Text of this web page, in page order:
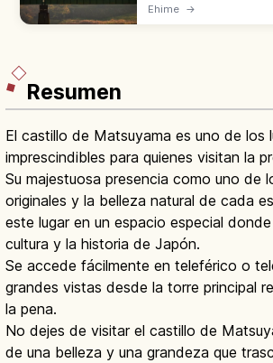
tenshu de madera
Ehime →
Resumen
El castillo de Matsuyama es uno de los
imprescindibles para quienes visitan la
Su majestuosa presencia como uno de
originales y la belleza natural de cada
este lugar en un espacio especial
cultura y la historia de Japón.
Se accede fácilmente en teleférico o
grandes vistas desde la torre principal
la pena.
No dejes de visitar el castillo de
de una belleza y una grandeza que